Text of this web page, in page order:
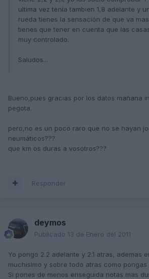
ultima vez tenía tambien 1,8 adelante y
rueda tienes la sensación de que va
tienes que tener en cuenta que las
muy controlado.
Saludos...
Bueno,pues gracias por los datos mañana
pegota.
pero,no es un poco raro que no se hayan
neumáticos???
que km os duras a vosotros???
Responder
deymos
Publicado 13 de Enero del 2011
Yo pongo 2.2 adelante y 2.1 atras, ademas
muchisimo y sobre todo atras como pongas
Si pones de menos enseguida notas mas